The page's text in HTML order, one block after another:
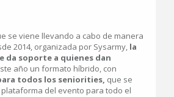
se viene llevando a cabo de manera
2014, organizada por Sysarmy, la
da soporte a quienes dan
año un formato híbrido, con
todos los seniorities, que se
del evento para todo el